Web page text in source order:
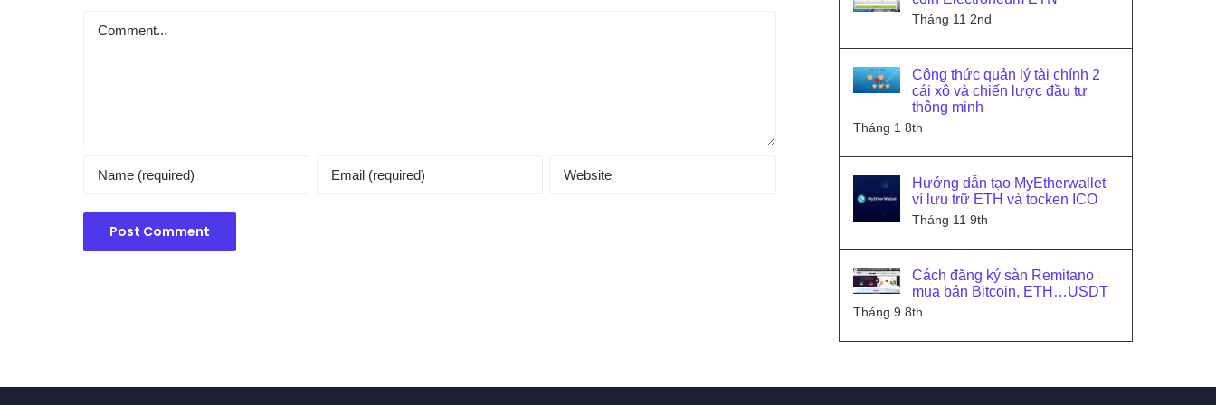
Comment Tháng 11 2nd
Công thức quản lý tài chính 2
cái xô và chiến lược đầu tư
thông minh
Tháng 1 8th
Hướng dẫn tạo MyEtherwallet
ví lưu trữ ETH và tocken ICO
Tháng 11 9th
Cách đăng ký sàn Remitano
mua bán Bitcoin, ETH…USDT
Tháng 9 8th